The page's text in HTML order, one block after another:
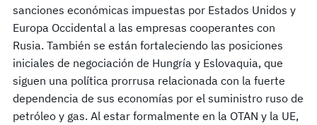
sanciones económicas impuestas por Estados Unidos y
Europa Occidental a las empresas cooperantes con
Rusia. También se están fortaleciendo las posiciones
iniciales de negociación de Hungría y Eslovaquia, que
siguen una política prorrusa relacionada con la fuerte
dependencia de sus economías por el suministro ruso de
petróleo y gas. Al estar formalmente en la OTAN y la UE,